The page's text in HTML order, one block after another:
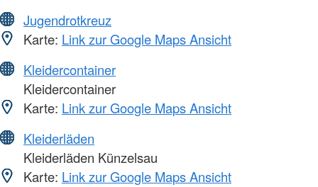
Jugendrotkreuz
Karte: Link zur Google Maps Ansicht
Kleidercontainer
Kleidercontainer
Karte: Link zur Google Maps Ansicht
Kleiderläden
Kleiderläden Künzelsau
Karte: Link zur Google Maps Ansicht